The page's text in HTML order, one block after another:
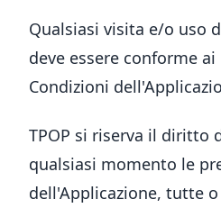
Qualsiasi visita e/o uso
deve essere conforme
Condizioni
TPOP si riserva il diritto
qualsiasi momento le
dell'Applicazione, tutte